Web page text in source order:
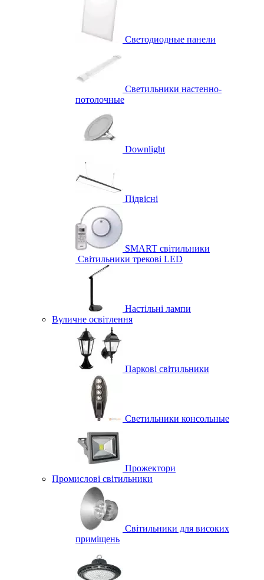
Светодиодные панели
Светильники настенно-
потолочные
Downlight
Підвісні
SMART світильники
Світильники трекові LED
Настільні лампи
Вуличне освітлення
Паркові світильники
Светильники консольные
Прожектори
Промислові світильники
Світильники для високих
приміщень